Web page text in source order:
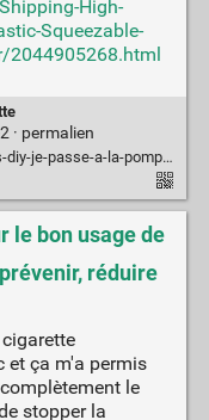
High-
Squeezable-
2044905268.html
· permalien
la-pompe-merci-aroma-zone/
le bon usage de
réduire
et ça m'a permis
le
stopper la